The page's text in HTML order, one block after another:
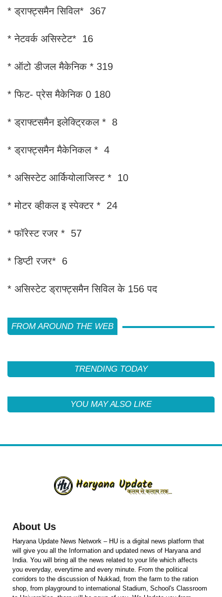
* ड्राफ्ट्समैन सिविल* 367
* नेटवर्क असिस्टेट* 16
* ऑटो डीजल मैकेनिक * 319
* फिट- प्रेस मैकेनिक 0 180
* ड्राफ्टसमैन इलेक्ट्रिकल * 8
* ड्राफ्ट्समैन मैकेनिकल * 4
* असिस्टेट आर्कियोलाजिस्ट * 10
* मोटर व्हीकल इ स्पेक्टर * 24
* फॉरेस्ट रजर * 57
* डिप्टी रजर* 6
* असिस्टेट ड्राफ्ट्समैन सिविल के 156 पद
FROM AROUND THE WEB
TRENDING TODAY
YOU MAY ALSO LIKE
About Us
Haryana Update News Network – HU is a digital news platform that
will give you all the Information and updated news of Haryana and
India. You will bring all the news related to your life which affects
you everyday, everytime and every minute. From the political
corridors to the discussion of Nukkad, from the farm to the ration
shop, from playground to international Stadium, School's Classroom